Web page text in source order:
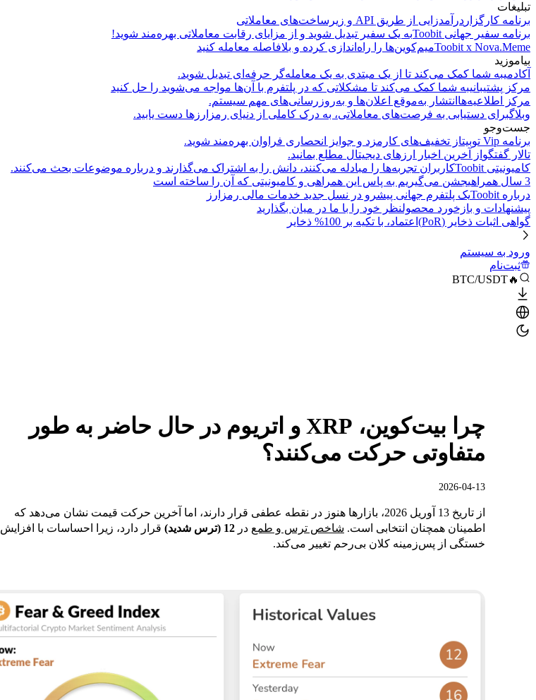
تبلیغات
برنامه کارگزار درآمدزایی از طریق API و زیرساخت‌های معاملاتی
برنامه سفیر جهانی Toobit
به یک سفیر تبدیل شوید و از مزایای رقابت معاملاتی بهره‌مند شوید!
Toobit x Nova.Memeمیم‌کوین‌ها را راه‌اندازی کرده و بلافاصله معامله کنید
بیاموزید
آکادمیبه شما کمک می‌کند تا از یک مبتدی به یک معامله‌گر حرفه‌ای تبدیل شوید.
مرکز پشتیبانیبه شما کمک می‌کند تا مشکلاتی که در پلتفرم با آن‌ها مواجه می‌شوید را حل کنید
مرکز اطلاعیه‌ها انتشار به‌موقع اعلان‌ها و به‌روزرسانی‌های مهم سیستم.
وبلاگبرای دستیابی به فرصت‌های معاملاتی، به درک کاملی از دنیای رمزارزها دست یابید.
جست‌وجو
برنامه Vip توبیت
از تخفیف‌های کارمزد و جوایز انحصاری فراوان بهره‌مند شوید.
تالار گفتگو از آخرین اخبار ارزهای دیجیتال مطلع بمانید.
کامیونیتی Toobit
کاربران تجربه‌ها را مبادله می‌کنند، دانش را به اشتراک می‌گذارند و درباره موضوعات بحث می‌کنند.
3 سال همراهی
جشن می‌گیریم به پاس این همراهی و کامیونیتی که آن را ساخته است
درباره Toobit
یک پلتفرم جهانی پیشرو در نسل جدید خدمات مالی رمزارز
پیشنهادات و بازخورد محصولنظر خود را با ما در میان بگذارید
گواهی اثبات ذخایر (PoR)
اعتماد، با تکیه بر 100% ذخایر
ورود به سیستم
ثبت‌نام
🔥BTC/USDT
چرا بیت‌کوین، XRP و اتریوم در حال حاضر به طور
متفاوتی حرکت می‌کنند؟
2026-04-13
از تاریخ 13 آوریل 2026، بازارها هنوز در نقطه عطفی قرار دارند، اما آخرین حرکت قیمت نشان می‌دهد که
اطمینان همچنان انتخابی است. شاخص ترس و طمع در 12 (ترس شدید)
قرار دارد، زیرا احساسات با افزایش
خستگی از پس‌زمینه کلان بی‌رحم تغییر می‌کند.